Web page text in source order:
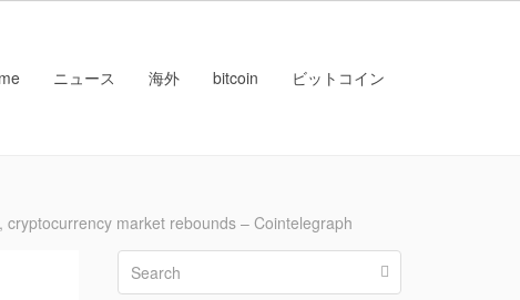
ニュース 海外 bitcoin ビットコイン
market rebounds – Cointelegraph